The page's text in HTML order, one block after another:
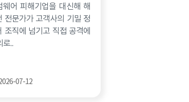
웨어 피해기업을 대신해 해
전문가가 고객사의 기밀 정
조직에 넘기고 직접 공격에
로..
07-12